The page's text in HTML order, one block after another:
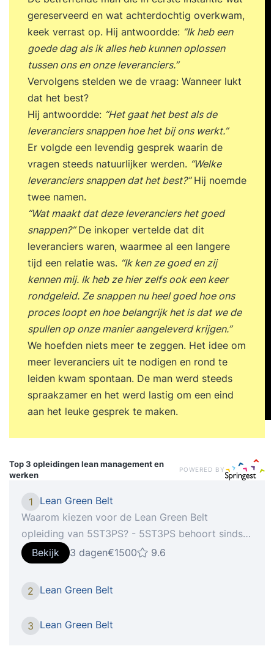
gereserveerd en wat achterdochtig overkwam,
keek verrast op. Hij antwoordde: “Ik heb een
goede dag als ik alles heb kunnen oplossen
tussen ons en onze leveranciers.”
Vervolgens stelden we de vraag: Wanneer lukt
dat het best?
Hij antwoordde: “Het gaat het best als de
leveranciers snappen hoe het bij ons werkt.”
Er volgde een levendig gesprek waarin de
vragen steeds natuurlijker werden. “Welke
leveranciers snappen dat het best?”Hij noemde
twee namen.
“Wat maakt dat deze leveranciers het goed
snappen?”De inkoper vertelde dat dit
leveranciers waren, waarmee al een langere
tijd een relatie was. “Ik ken ze goed en zij
kennen mij. Ik heb ze hier zelfs ook een keer
rondgeleid. Ze snappen nu heel goed hoe ons
proces loopt en hoe belangrijk het is dat we de
spullen op onze manier aangeleverd krijgen.”
We hoefden niets meer te zeggen. Het idee om
meer leveranciers uit te nodigen en rond te
leiden kwam spontaan. De man werd steeds
spraakzamer en het werd lastig om een eind
aan het leuke gesprek te maken.
Top 3 opleidingenlean management en
werken
POWERED BY
1
Lean Green Belt
Waarom kiezen voor de Lean Green Belt
opleiding van 5ST3PS? - 5ST3PS behoort sinds
2017 onafgebroken tot de Beste Opleiders van
Nederland voor Kwaliteits- en
Projectmanagement - Wat je vandaag leert, kun
jouw eigen casuïstiek in te brengen - In 3 dagen
Bekijk 3 dagen€1500 9.6
2 Lean Green Belt
3 Lean Green Belt